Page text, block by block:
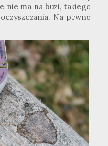
nie ma na buzi, takiego
Na pewno